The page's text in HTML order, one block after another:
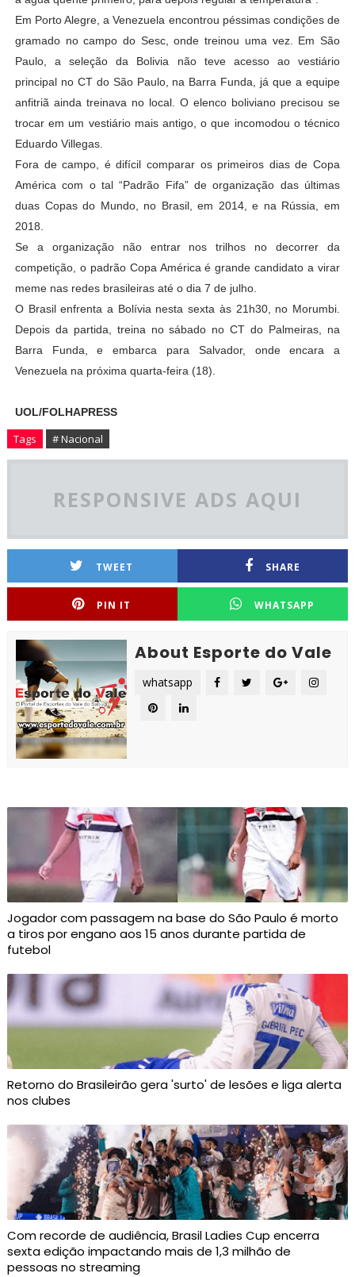
Em Porto Alegre, a Venezuela encontrou péssimas condições de
gramado no campo do Sesc, onde treinou uma vez. Em São
Paulo, a seleção da Bolivia não teve acesso ao vestiário
principal no CT do São Paulo, na Barra Funda, já que a equipe
anfitriã ainda treinava no local. O elenco boliviano precisou se
trocar em um vestiário mais antigo, o que incomodou o técnico
Eduardo Villegas.
Fora de campo, é difícil comparar os primeiros dias de Copa
América com o tal “Padrão Fifa” de organização das últimas
duas Copas do Mundo, no Brasil, em 2014, e na Rússia, em
2018.
Se a organização não entrar nos trilhos no decorrer da
competição, o padrão Copa América é grande candidato a virar
meme nas redes brasileiras até o dia 7 de julho.
O Brasil enfrenta a Bolívia nesta sexta às 21h30, no Morumbi.
Depois da partida, treina no sábado no CT do Palmeiras, na
Barra Funda, e embarca para Salvador, onde encara a
Venezuela na próxima quarta-feira (18).
UOL/FOLHAPRESS
Tags # Nacional
RESPONSIVE ADS AQUI
TWEET SHARE
PIN IT WHATSAPP
About Esporte do Vale
whatsapp
Jogador com passagem na base do São Paulo é morto
a tiros por engano aos 15 anos durante partida de
futebol
Retorno do Brasileirão gera 'surto' de lesões e liga alerta
nos clubes
Com recorde de audiência, Brasil Ladies Cup encerra
sexta edição impactando mais de 1,3 milhão de
pessoas no streaming